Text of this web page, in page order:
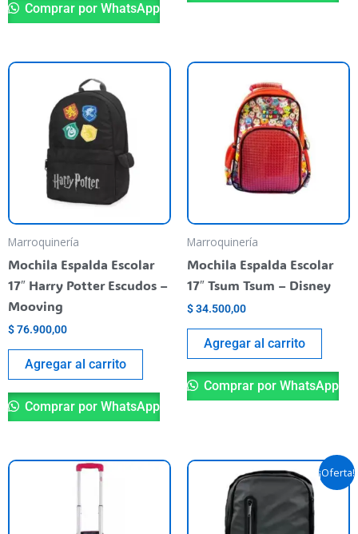
Comprar por WhatsApp
Marroquinería
Mochila Espalda Escolar
17″ Harry Potter Escudos –
Mooving
$76.900,00
Agregar al carrito
Comprar por WhatsApp
Marroquinería
Mochila Espalda Escolar
17″ Tsum Tsum – Disney
$34.500,00
Agregar al carrito
Comprar por WhatsApp
¡Oferta!
Original
price
was:
$ 76.900,00.
Current
price
is:
$